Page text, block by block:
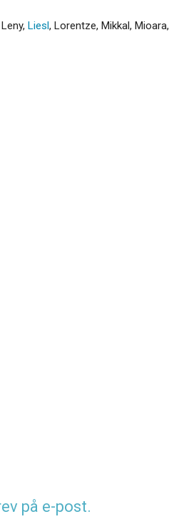
Leny, Liesl, Lorentze, Mikkal, Mioara,
på e-post.